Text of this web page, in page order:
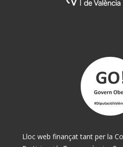
Lloc web finançat tant per la